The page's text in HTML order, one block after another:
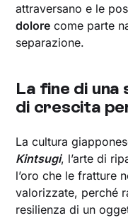
attraversano e le
dolore come parte
separazione.
La fine di
di crescita
La cultura
Kintsugi, l’arte di
l’oro che le fratture
valorizzate, perché
resilienza di un